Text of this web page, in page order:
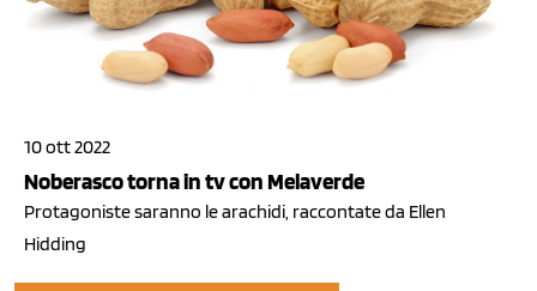
10 ott 2022
Noberasco torna in tv con Melaverde
Protagoniste saranno le arachidi, raccontate da Ellen
Hidding